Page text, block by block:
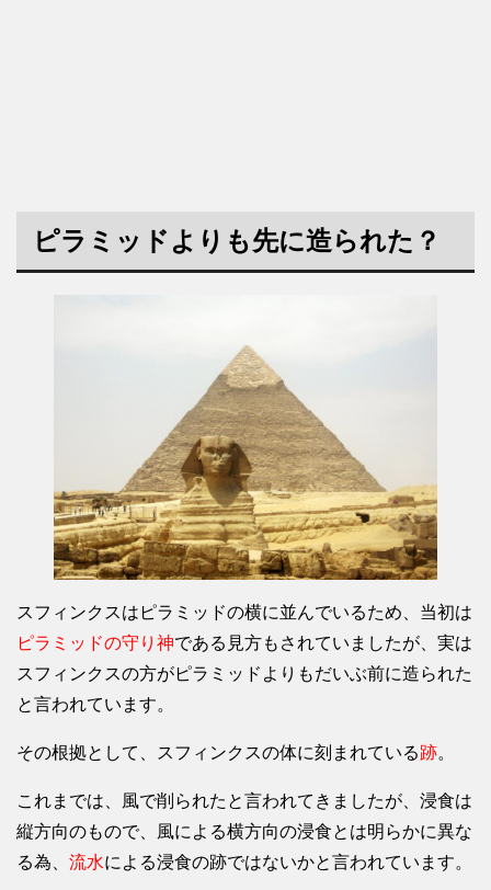
ピラミッドよりも先に造られた？
スフィンクスはピラミッドの横に並んでいるため、当初は
ピラミッドの守り神である見方もされていましたが、実は
スフィンクスの方がピラミッドよりもだいぶ前に造られた
と言われています。
その根拠として、スフィンクスの体に刻まれている跡。
これまでは、風で削られたと言われてきましたが、浸食は
縦方向のもので、風による横方向の浸食とは明らかに異な
る為、 流水による浸食の跡ではないかと言われています。